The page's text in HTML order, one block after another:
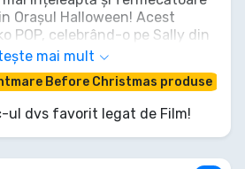
Orașul Halloween! Acest
POP, celebrând-o pe Sally din
la a 30-a aniversare, nu
coase o notă de magie
zi cu zi. Umplută nu cu
e gata să fie
Nu-l lăsa pe Dr.
captivă – ia această dragă
tale!
mai mult
Before Christmas produse
ul dvs favorit legat de Film!